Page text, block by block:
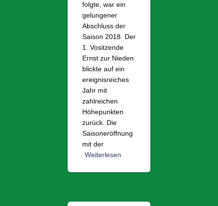
folgte, war ein
gelungener
Abschluss der
Saison 2018. Der
1. Vositzende
Ernst zur Nieden
blickte auf ein
ereignisreiches
Jahr mit
zahlreichen
Höhepunkten
zurück. Die
Saisoneröffnung
mit der
Weiterlesen